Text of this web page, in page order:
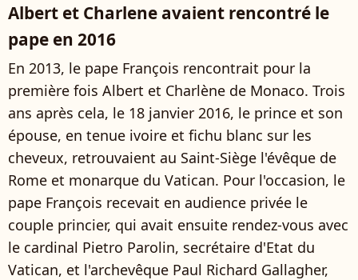
Albert et Charlene avaient rencontré le
pape en 2016
En 2013, le pape François rencontrait pour la
première fois Albert et Charlène de Monaco. Trois
ans après cela, le 18 janvier 2016, le prince et son
épouse, en tenue ivoire et fichu blanc sur les
cheveux, retrouvaient au Saint-Siège l'évêque de
Rome et monarque du Vatican. Pour l'occasion, le
pape François recevait en audience privée le
couple princier, qui avait ensuite rendez-vous avec
le cardinal Pietro Parolin, secrétaire d'Etat du
Vatican, et l'archevêque Paul Richard Gallagher,